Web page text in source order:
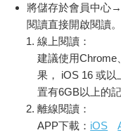
將儲存於會員中心
閱讀直接開啟閱讀。
線上閱讀：
建議使用Chrome
果， iOS 16 或以
置有6GB以上的
離線閱讀：
APP下載： iOS